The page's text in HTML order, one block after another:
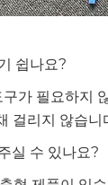
쉽나요?
가 필요하지
걸리지 않습니
실 수 있나요?